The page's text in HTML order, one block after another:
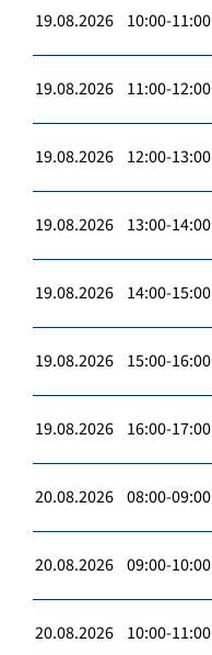
19.08.2026 10:00-11:00
19.08.2026 11:00-12:00
19.08.2026 12:00-13:00
19.08.2026 13:00-14:00
19.08.2026 14:00-15:00
19.08.2026 15:00-16:00
19.08.2026 16:00-17:00
20.08.2026 08:00-09:00
20.08.2026 09:00-10:00
20.08.2026 10:00-11:00